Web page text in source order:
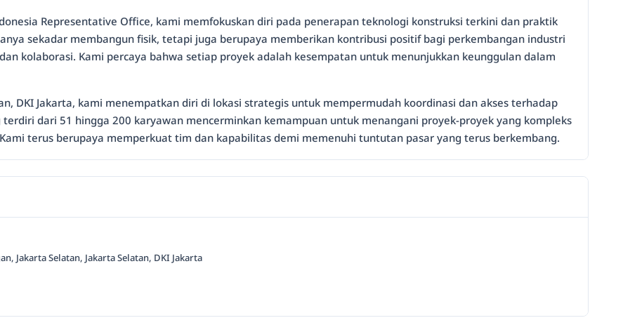
Representative Office, kami memfokuskan diri pada penerapan teknologi konstruksi terkini dan praktik
sekadar membangun fisik, tetapi juga berupaya memberikan kontribusi positif bagi perkembangan industri
kolaborasi. Kami percaya bahwa setiap proyek adalah kesempatan untuk menunjukkan keunggulan dalam
DKI Jakarta, kami menempatkan diri di lokasi strategis untuk mempermudah koordinasi dan akses terhadap
dari 51 hingga 200 karyawan mencerminkan kemampuan untuk menangani proyek-proyek yang kompleks
terus berupaya memperkuat tim dan kapabilitas demi memenuhi tuntutan pasar yang terus berkembang.
Jakarta Selatan, Jakarta Selatan, DKI Jakarta